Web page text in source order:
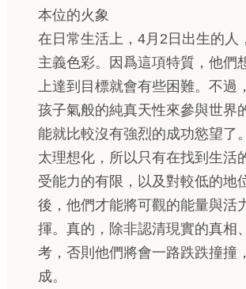
本位的火象
在日常生活上，4月2日出生的人
主義色彩。因爲這項特質，他們
上達到目標就會有些困難。不過
孩子氣般的純真天性來參與世界
能就比較沒有強烈的成功慾望了
太理想化，所以只有在找到生活
受能力的有限，以及對較低的地
後，他們才能將可觀的能量與活
揮。真的，除非認清現實的真相
考，否則他們將會一路跌跌撞撞
成。